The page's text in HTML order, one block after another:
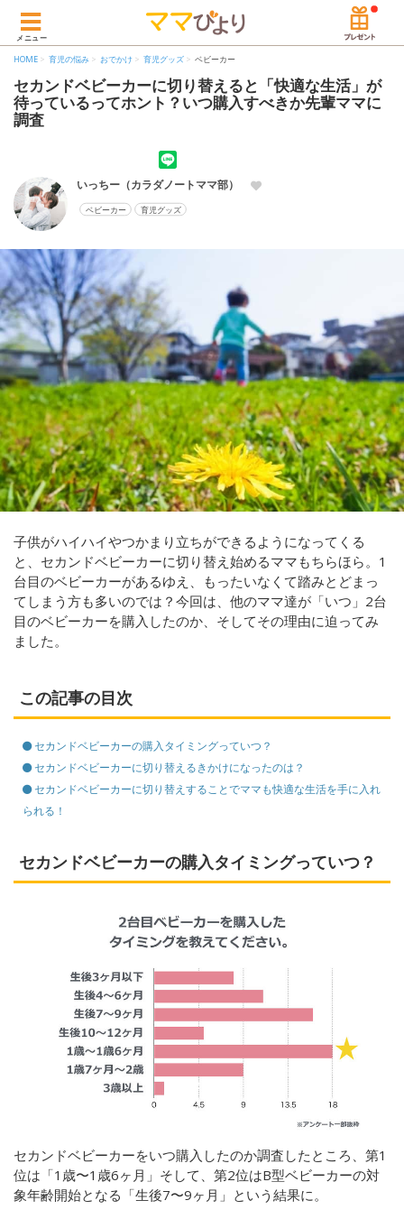
メニュー
HOME 育児の悩み おでかけ 育児グッズ ベビーカー
セカンドベビーカーに切り替えると「快適な生活」が
待っているってホント？いつ購入すべきか先輩ママに
調査
いっちー（カラダノートママ部）
ベビーカー 育児グッズ
子供がハイハイやつかまり立ちができるようになってくる
と、セカンドベビーカーに切り替え始めるママもちらほら。1
台目のベビーカーがあるゆえ、もったいなくて踏みとどまっ
てしまう方も多いのでは？今回は、他のママ達が「いつ」2台
目のベビーカーを購入したのか、そしてその理由に迫ってみ
ました。
この記事の目次
セカンドベビーカーの購入タイミングっていつ？
セカンドベビーカーに切り替えるきかけになったのは？
セカンドベビーカーに切り替えすることでママも快適な生活を手に入れ
られる！
セカンドベビーカーの購入タイミングっていつ？
セカンドベビーカーをいつ購入したのか調査したところ、第1
位は「1歳〜1歳6ヶ月」そして、第2位はB型ベビーカーの対
象年齢開始となる「生後7〜9ヶ月」という結果に。